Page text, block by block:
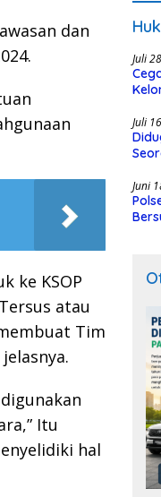
dan
ke KSOP
atau
Tim
Itu
hal
Juli
Juli
Juni